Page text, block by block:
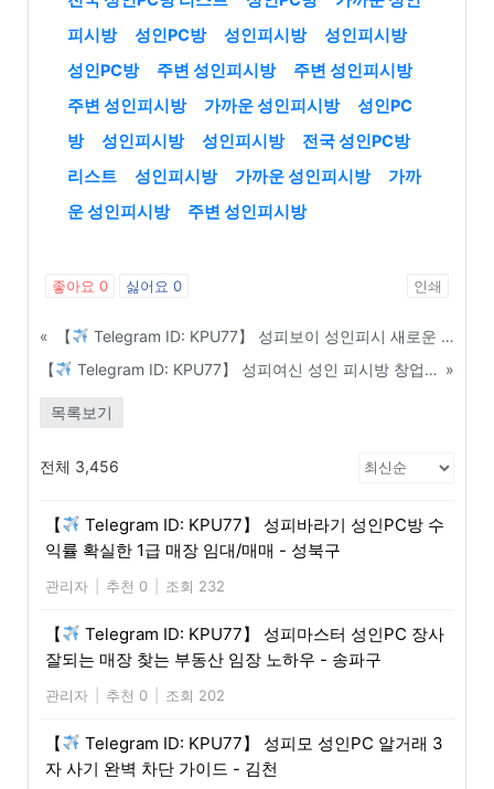
피시방
성인PC방 성인피시방
성인피시방
성인PC방
주변 성인피시방
주변 성인피시방
주변 성인피시방
가까운 성인피시방
성인PC
방
성인피시방 성인피시방
전국 성인PC방
리스트
성인피시방 가까운 성인피시방
가까
운 성인피시방
주변 성인피시방
좋아요 0 싫어요 0 인쇄
« 【
Telegram ID: KPU77】 성피보이 성인피시 새로운 솔루션 도입 시 기대 수익률 분석 - 군산
【
Telegram ID: KPU77】 성피여신 성인 피시방 창업 비용 50% 절감하는 중고 PC 매입 팁 - 대구 »
목록보기
전체 3,456
【
Telegram ID: KPU77】 성피바라기 성인PC방 수
익률 확실한 1급 매장 임대/매매 - 성북구
관리자 추천 0 조회 232
【
Telegram ID: KPU77】 성피마스터 성인PC 장사
잘되는 매장 찾는 부동산 임장 노하우 - 송파구
관리자 추천 0 조회 202
【
Telegram ID: KPU77】 성피모 성인PC 알거래 3
자 사기 완벽 차단 가이드 - 김천